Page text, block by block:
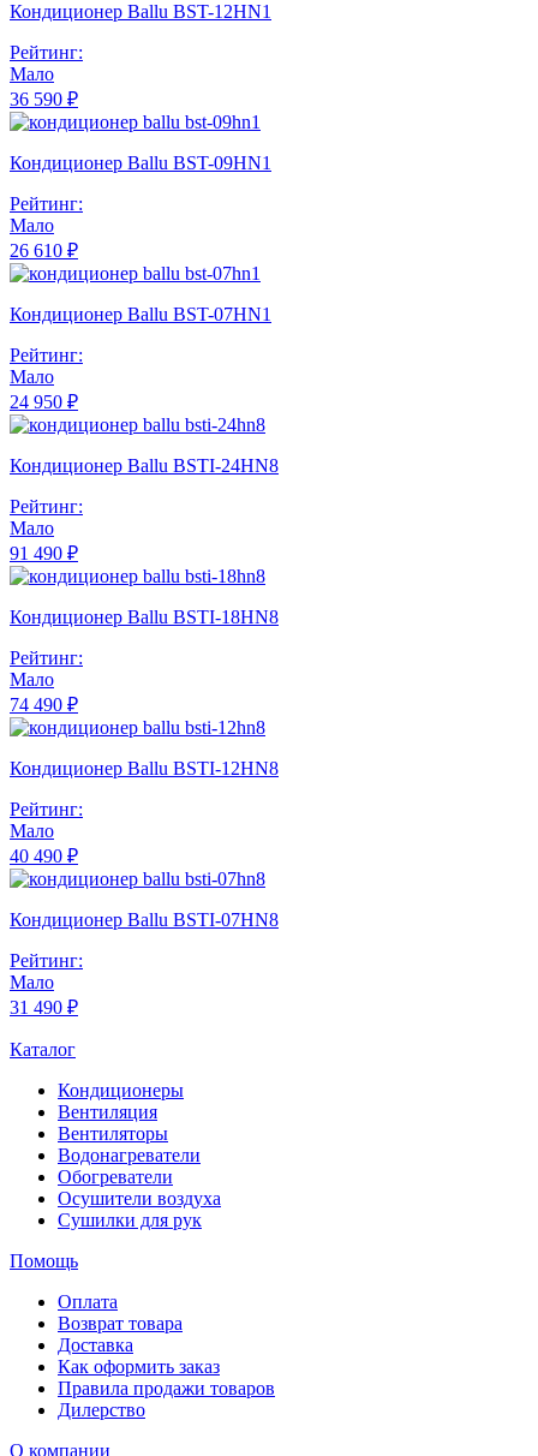
Кондиционер Ballu BST-12HN1
Рейтинг:
Мало
36 590 ₽
Кондиционер Ballu BST-09HN1
Рейтинг:
Мало
26 610 ₽
Кондиционер Ballu BST-07HN1
Рейтинг:
Мало
24 950 ₽
Кондиционер Ballu BSTI-24HN8
Рейтинг:
Мало
91 490 ₽
Кондиционер Ballu BSTI-18HN8
Рейтинг:
Мало
74 490 ₽
Кондиционер Ballu BSTI-12HN8
Рейтинг:
Мало
40 490 ₽
Кондиционер Ballu BSTI-07HN8
Рейтинг:
Мало
31 490 ₽
Каталог
Кондиционеры
Вентиляция
Вентиляторы
Водонагреватели
Обогреватели
Осушители воздуха
Сушилки для рук
Помощь
Оплата
Возврат товара
Доставка
Как оформить заказ
Правила продажи товаров
Дилерство
О компании